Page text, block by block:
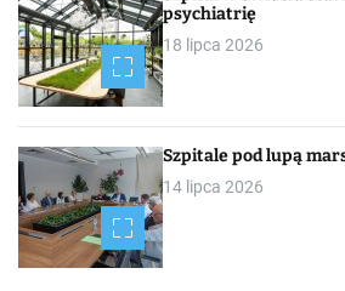
psychiatrię
18 lipca 2026
Szpitale pod lupą
14 lipca 2026